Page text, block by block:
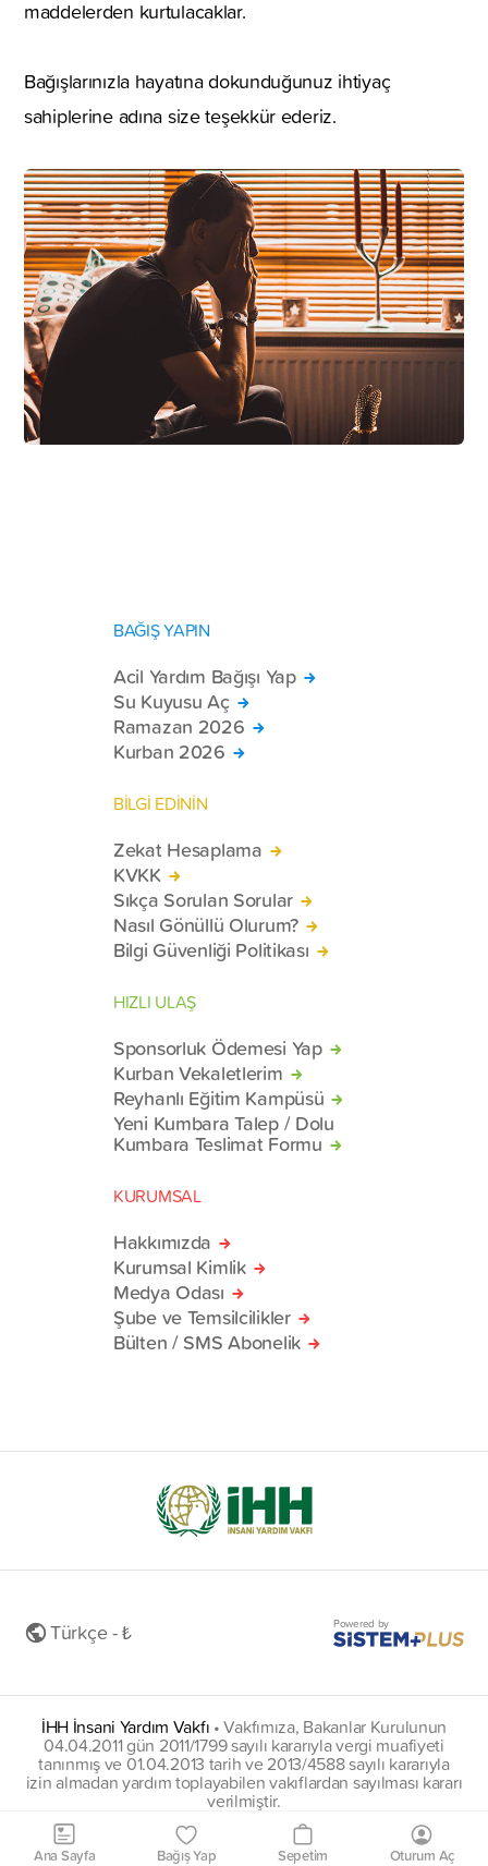
maddelerden kurtulacaklar.
Bağışlarınızla hayatına dokunduğunuz ihtiyaç
sahiplerine adına size teşekkür ederiz.
BAĞIŞ YAPIN
Acil Yardım Bağışı Yap
Su Kuyusu Aç
Ramazan 2026
Kurban 2026
BİLGİ EDİNİN
Zekat Hesaplama
KVKK
Sıkça Sorulan Sorular
Nasıl Gönüllü Olurum?
Bilgi Güvenliği Politikası
HIZLI ULAŞ
Sponsorluk Ödemesi Yap
Kurban Vekaletlerim
Reyhanlı Eğitim Kampüsü
Yeni Kumbara Talep / Dolu
Kumbara Teslimat Formu
KURUMSAL
Hakkımızda
Kurumsal Kimlik
Medya Odası
Şube ve Temsilcilikler
Bülten / SMS Abonelik
Türkçe - ₺ Powered by
İHH İnsani Yardım Vakfı •Vakfımıza, Bakanlar Kurulunun
04.04.2011 gün 2011/1799 sayılı kararıyla vergi muafiyeti
tanınmış ve 01.04.2013 tarih ve 2013/4588 sayılı kararıyla
izin almadan yardım toplayabilen vakıflardan sayılması kararı
verilmiştir.
insani@hs01.kep.tr
Ana Sayfa Bağış Yap Sepetim Oturum Aç